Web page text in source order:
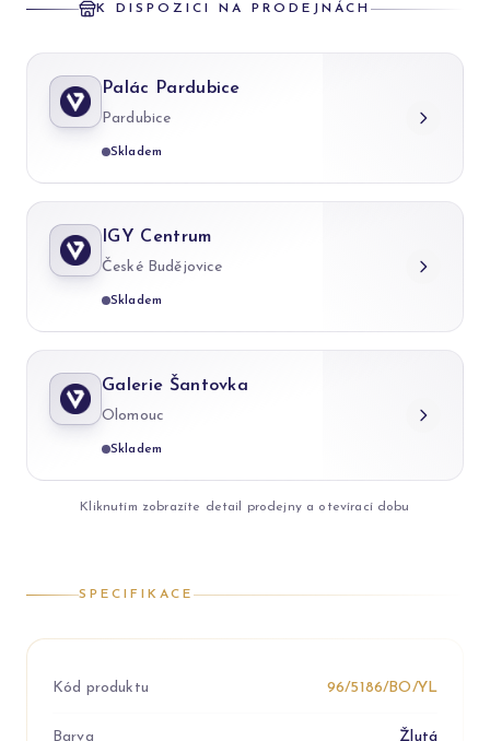
K DISPOZICI NA PRODEJNÁCH
Palác Pardubice
Pardubice
Skladem
IGY Centrum
České Budějovice
Skladem
Galerie Šantovka
Olomouc
Skladem
Kliknutím zobrazíte detail prodejny a otevírací dobu
SPECIFIKACE
Kód produktu 96/5186/BO/YL
Barva Žlutá